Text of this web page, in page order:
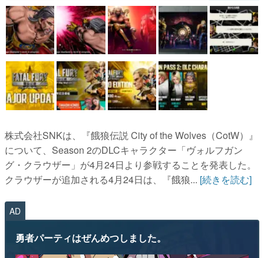
アプリレビュー
その他
電ファミニコゲーマーとは？
運営：株式会社マレ
株式会社SNKは、『餓狼伝説 City of the Wolves（CotW）』
について、Season 2のDLCキャラクター「ヴォルフガン
グ・クラウザー」が4月24日より参戦することを発表した。
クラウザーが追加される4月24日は、『餓狼... [続きを読む]
AD
勇者パーティはぜんめつしました。